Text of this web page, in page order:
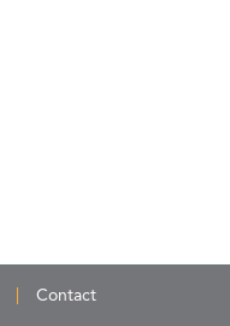
Contact